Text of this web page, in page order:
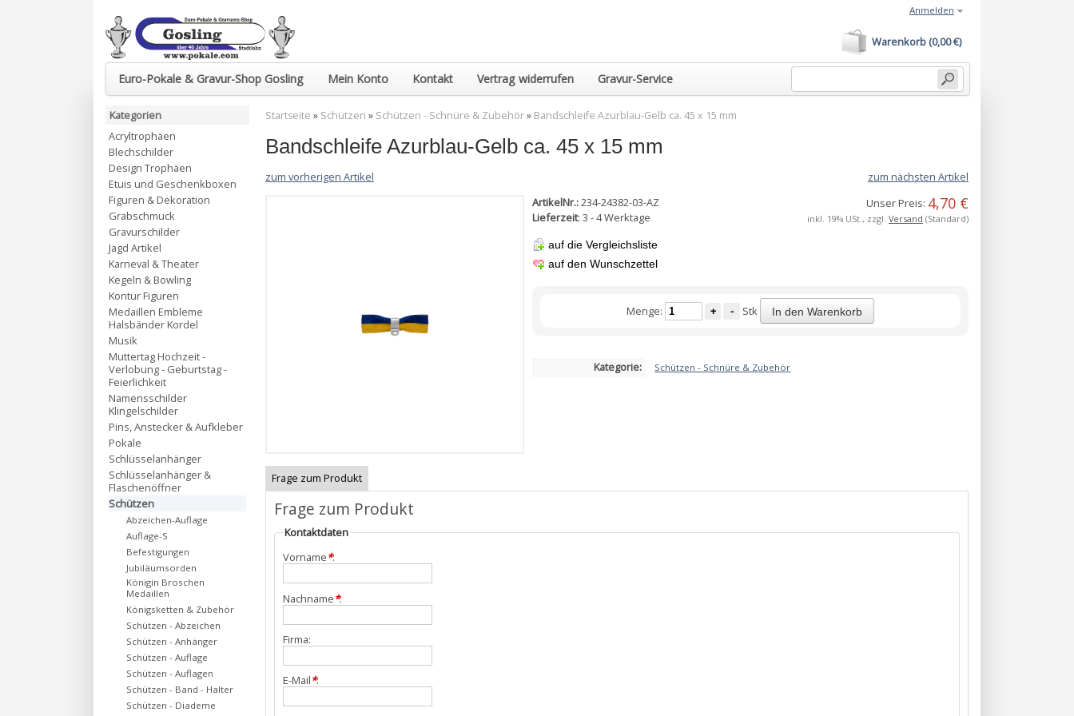
Euro-Pokale & Gravur-Shop Gosling Mein Konto Kontakt Vertrag widerrufen Gravur-Service
Warenkorb (0,00 €)
Anmelden
Startseite » Schützen » Schützen - Schnüre & Zubehör» Bandschleife Azurblau-Gelb ca. 45 x 15 mm
Bandschleife Azurblau-Gelb ca. 45 x 15 mm
zum vorherigen Artikel
zum nächsten Artikel
ArtikelNr.:234-24382-03-AZ
Lieferzeit: 3 - 4 Werktage
auf die Vergleichsliste
auf den Wunschzettel
Unser Preis: 4,70 €
inkl. 19% USt., zzgl. Versand (Standard)
Menge: + - Stk In den Warenkorb
Kategorie: Schützen - Schnüre & Zubehör
Frage zum Produkt
Frage zum Produkt
Kontaktdaten
Vorname*:
Nachname*:
Firma:
E-Mail*:
Kategorien
Acryltrophäen
Blechschilder
Design Trophäen
Etuis und Geschenkboxen
Figuren & Dekoration
Grabschmuck
Gravurschilder
Jagd Artikel
Karneval & Theater
Kegeln & Bowling
Kontur Figuren
Medaillen Embleme
Halsbänder Kordel
Musik
Muttertag Hochzeit -
Verlobung - Geburtstag -
Feierlichkeit
Namensschilder
Klingelschilder
Pins, Anstecker & Aufkleber
Pokale
Schlüsselanhänger
Schlüsselanhänger &
Flaschenöffner
Schützen
Abzeichen-Auflage
Auflage-S
Befestigungen
Jubiläumsorden
Königin Broschen
Medaillen
Königsketten & Zubehör
Schützen - Abzeichen
Schützen - Anhänger
Schützen - Auflage
Schützen - Auflagen
Schützen - Band - Halter
Schützen - Diademe